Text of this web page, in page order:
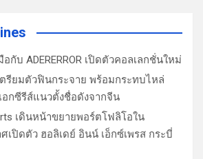
อกับ ADERERROR เปิดตัวคอลเลกชั่นใหม่
รียมตัวฟินกระจาย พร้อมกระทบไหล่
เอกซีรีส์แนวตั้งชื่อดังจากจีน
เดินหน้าขยายพอร์ตโฟลิโอใน
เปิดตัว ฮอลิเดย์ อินน์ เอ็กซ์เพรส กระบี่